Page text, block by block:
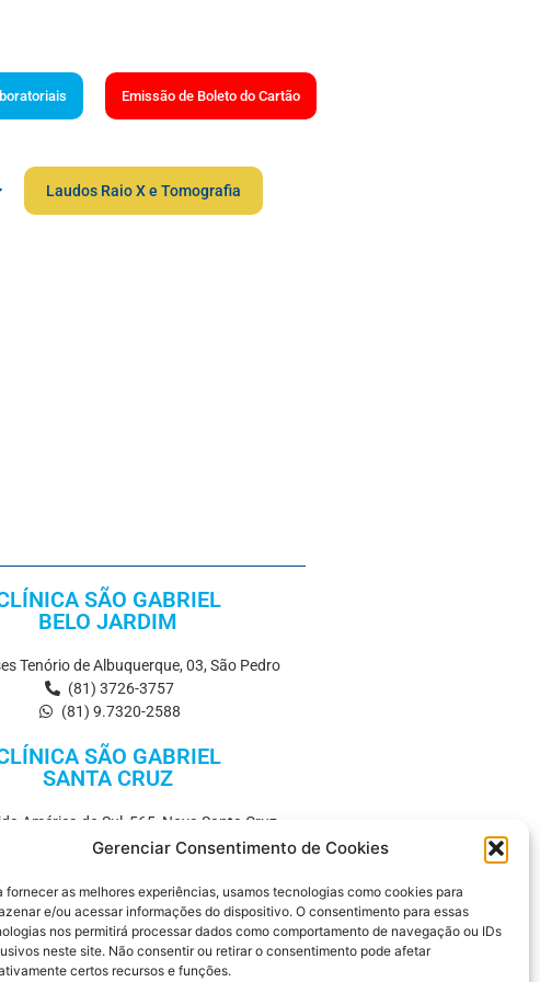
Gerenciar Consentimento de Cookies
fornecer as melhores experiências, usamos tecnologias como cookies para
e/ou acessar informações do dispositivo. O consentimento para essas
nos permitirá processar dados como comportamento de navegação ou IDs
neste site. Não consentir ou retirar o consentimento pode afetar
certos recursos e funções.
Emissão de Boleto do Cartão
Laudos Raio X e Tomografia
SÃO GABRIEL
BELO JARDIM
Tenório de Albuquerque, 03, São Pedro
(81) 3726-3757
(81) 9.7320-2588
SÃO GABRIEL
SANTA CRUZ
América do Sul, 565, Nova Santa Cruz
(81) 3731-3675
SÃO GABRIEL
Marinho , 383, Maurício de Nassau
(81) 3721-7997